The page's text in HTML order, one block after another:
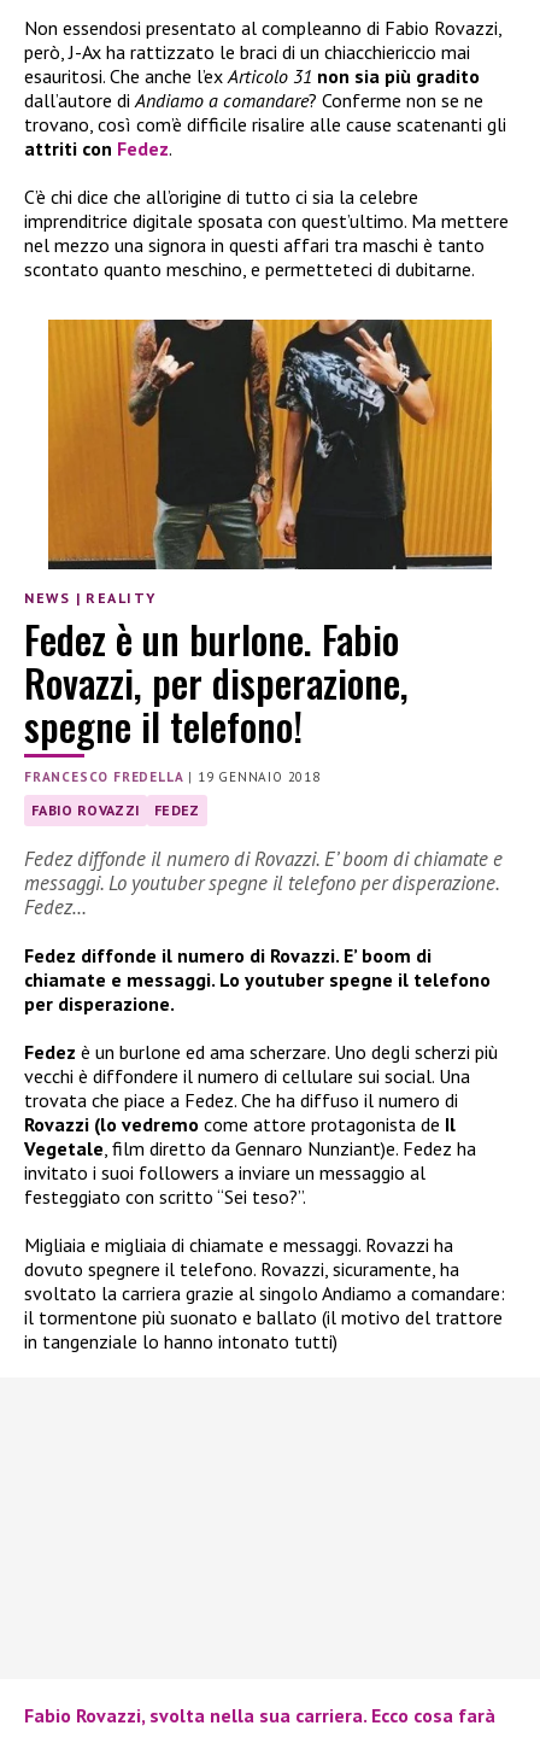
Non essendosi presentato al compleanno di Fabio Rovazzi,
però, J-Ax ha rattizzato le braci di un chiacchiericcio mai
esauritosi. Che anche l’ex Articolo 31 non sia più gradito
dall’autore di Andiamo a comandare? Conferme non se ne
trovano, così com’è difficile risalire alle cause scatenanti gli
attriti con Fedez.
C’è chi dice che all’origine di tutto ci sia la celebre
imprenditrice digitale sposata con quest’ultimo. Ma mettere
nel mezzo una signora in questi affari tra maschi è tanto
scontato quanto meschino, e permetteteci di dubitarne.
NEWS | REALITY
Fedez è un burlone. Fabio
Rovazzi, per disperazione,
spegne il telefono!
FRANCESCO FREDELLA | 19 GENNAIO 2018
FABIO ROVAZZI FEDEZ
Fedez diffonde il numero di Rovazzi. E’ boom di chiamate e
messaggi. Lo youtuber spegne il telefono per disperazione.
Fedez…
Fedez diffonde il numero di Rovazzi. E’ boom di
chiamate e messaggi. Lo youtuber spegne il telefono
per disperazione.
Fedez è un burlone ed ama scherzare. Uno degli scherzi più
vecchi è diffondere il numero di cellulare sui social. Una
trovata che piace a Fedez. Che ha diffuso il numero di
Rovazzi (lo vedremo come attore protagonista de Il
Vegetale , film diretto da Gennaro Nunziant)e. Fedez ha
invitato i suoi followers a inviare un messaggio al
festeggiato con scritto “Sei teso?”.
Migliaia e migliaia di chiamate e messaggi. Rovazzi ha
dovuto spegnere il telefono. Rovazzi, sicuramente, ha
svoltato la carriera grazie al singolo Andiamo a comandare:
il tormentone più suonato e ballato (il motivo del trattore
in tangenziale lo hanno intonato tutti)
Fabio Rovazzi, svolta nella sua carriera. Ecco cosa farà